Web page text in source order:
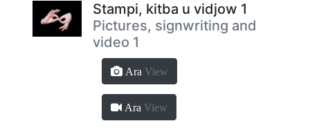
Stampi, kitba u vidjow 1
Pictures, signwriting and
video 1
Ara View
Ara View